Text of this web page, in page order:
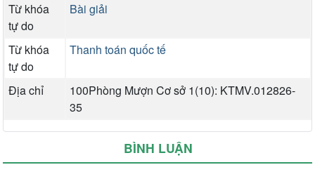
Từ khóa
tự do
Bài giải
Từ khóa
tự do
Thanh toán quốc tế
Địa chỉ
100Phòng Mượn Cơ sở 1(10): KTMV.012826-
35
BÌNH LUẬN